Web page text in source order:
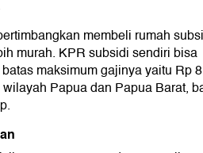
membeli rumah
murah. KPR subsidi sendiri bisa
maksimum gajinya yaitu Rp
Papua dan Papua Barat,